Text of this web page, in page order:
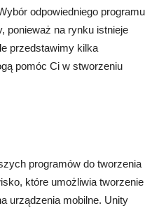
odpowiedniego programu
ponieważ na rynku istnieje
przedstawimy kilka
pomóc Ci w stworzeniu
programów do tworzenia
które umożliwia tworzenie
urządzenia mobilne. Unity